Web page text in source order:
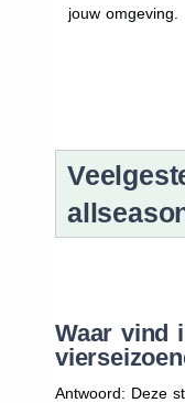
jouw omgeving.
Waar vind
Antwoord: Deze